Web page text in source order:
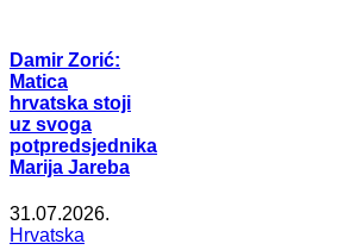
Damir Zorić:
Matica
hrvatska stoji
uz svoga
potpredsjednika
Marija Jareba
31.07.2026.
Hrvatska